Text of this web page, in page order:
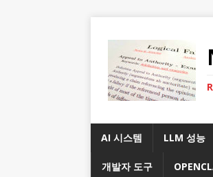
AI 시스템 LLM 성능
개발자 도구